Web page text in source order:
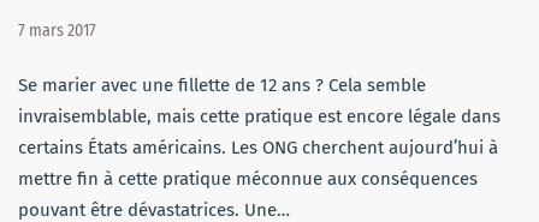
7 mars 2017
Se marier avec une fillette de 12 ans ? Cela semble
invraisemblable, mais cette pratique est encore légale dans
certains États américains. Les ONG cherchent aujourd’hui à
mettre fin à cette pratique méconnue aux conséquences
pouvant être dévastatrices. Une…